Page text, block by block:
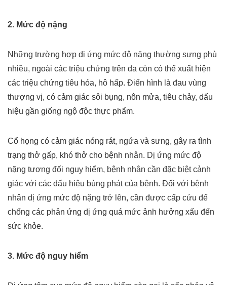
2. Mức độ nặng
Những trường hợp dị ứng mức độ nặng thường sưng phù
nhiều, ngoài các triệu chứng trên da còn có thể xuất hiện
các triệu chứng tiêu hóa, hô hấp. Điển hình là đau vùng
thượng vị, có cảm giác sôi bụng, nôn mửa, tiêu chảy, dấu
hiệu gần giống ngộ độc thực phẩm.
Cổ họng có cảm giác nóng rát, ngứa và sưng, gây ra tình
trạng thở gấp, khó thở cho bệnh nhân. Dị ứng mức độ
nặng tương đối nguy hiểm, bệnh nhân cần đặc biệt cảnh
giác với các dấu hiệu bùng phát của bệnh. Đối với bệnh
nhân dị ứng mức độ nặng trở lên, cần được cấp cứu để
chống các phản ứng dị ứng quá mức ảnh hưởng xấu đến
sức khỏe.
3. Mức độ nguy hiểm